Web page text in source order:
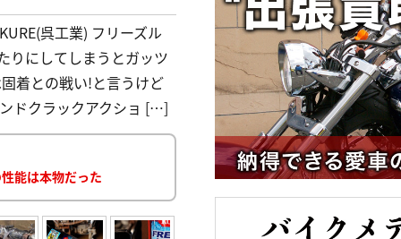
呉工業) フリーズル
りにしてしまうとガッツ
着との戦い!と言うけど
ドクラックアクショ […]
能は本物だった